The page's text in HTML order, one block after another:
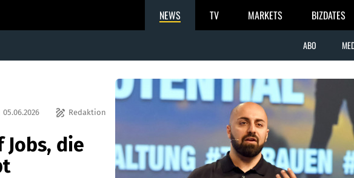
NEWS TV MARKETS BIZDATES
ABO
draw Redaktion
05.06.2026
die